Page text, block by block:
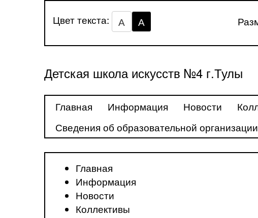
Цвет текста: А А
Детская школа искусств №4 г.Тулы
Главная Информация Новости
Сведения об образовательной организации
Главная
Информация
Новости
Коллективы